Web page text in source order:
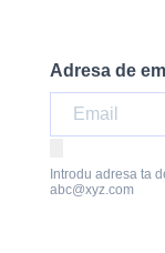
Adresa de
Introdu adresa ta
abc@xyz.com